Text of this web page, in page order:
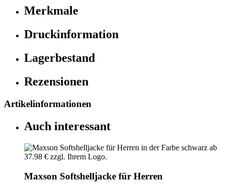
Merkmale
Druckinformation
Lagerbestand
Rezensionen
Artikelinformationen
Auch interessant
Maxson Softshelljacke für Herren